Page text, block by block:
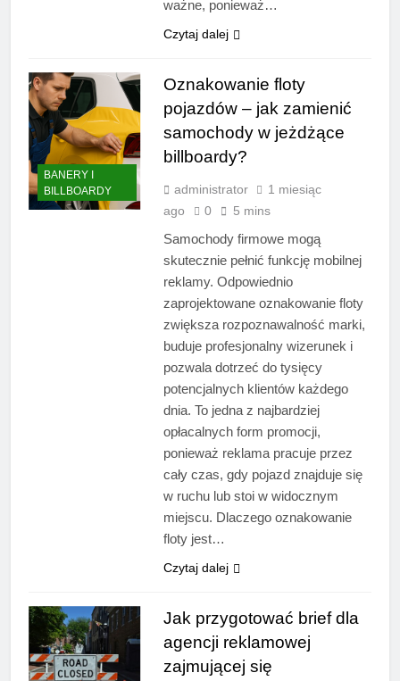
ważne, ponieważ…
Czytaj dalej
BANERY I
BILLBOARDY
Oznakowanie floty
pojazdów – jak zamienić
samochody w jeżdżące
billboardy?
administrator
1 miesiąc
ago
0 5 mins
Samochody firmowe mogą
skutecznie pełnić funkcję mobilnej
reklamy. Odpowiednio
zaprojektowane oznakowanie floty
zwiększa rozpoznawalność marki,
buduje profesjonalny wizerunek i
pozwala dotrzeć do tysięcy
potencjalnych klientów każdego
dnia. To jedna z najbardziej
opłacalnych form promocji,
ponieważ reklama pracuje przez
cały czas, gdy pojazd znajduje się
w ruchu lub stoi w widocznym
miejscu. Dlaczego oznakowanie
floty jest…
Czytaj dalej
Jak przygotować brief dla
agencji reklamowej
zajmującej się